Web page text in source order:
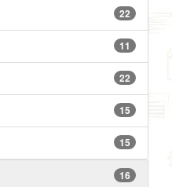
22
11
22
15
15
16